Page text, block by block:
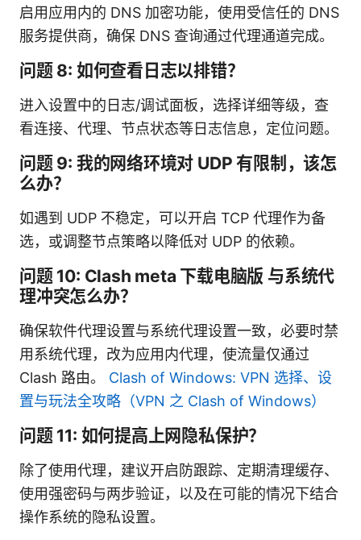
启用应用内的 DNS 加密功能，使用受信任的 DNS
服务提供商，确保 DNS 查询通过代理通道完成。
问题 8: 如何查看日志以排错？
进入设置中的日志/调试面板，选择详细等级，查
看连接、代理、节点状态等日志信息，定位问题。
问题 9: 我的网络环境对 UDP 有限制，该怎
么办？
如遇到 UDP 不稳定，可以开启 TCP 代理作为备
选，或调整节点策略以降低对 UDP 的依赖。
问题 10: Clash meta 下载电脑版 与系统代
理冲突怎么办？
确保软件代理设置与系统代理设置一致，必要时禁
用系统代理，改为应用内代理，使流量仅通过
Clash 路由。 Clash of Windows: VPN 选择、设
置与玩法全攻略（VPN 之 Clash of Windows）
问题 11: 如何提高上网隐私保护？
除了使用代理，建议开启防跟踪、定期清理缓存、
使用强密码与两步验证，以及在可能的情况下结合
操作系统的隐私设置。